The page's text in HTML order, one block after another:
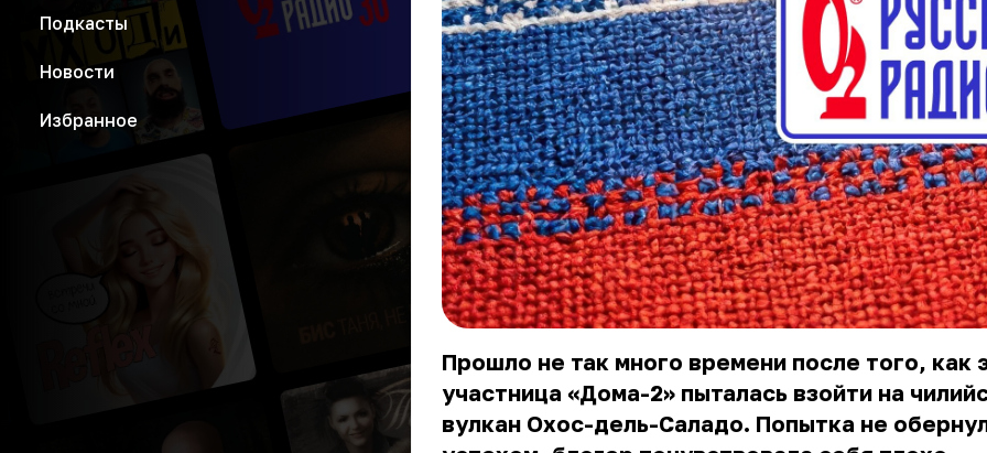
Подкасты
Новости
Избранное
Прошло не так много времени после того, как
участница «Дома-2» пыталась взойти на
вулкан Охос-дель-Саладо. Попытка не